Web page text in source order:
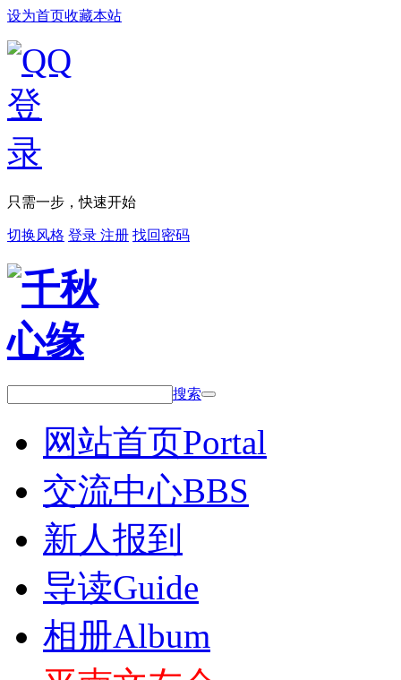
设为首页收藏本站
只需一步，快速开始
切换风格 登录 注册 找回密码
搜索
网站首页Portal
交流中心BBS
新人报到
导读Guide
相册Album